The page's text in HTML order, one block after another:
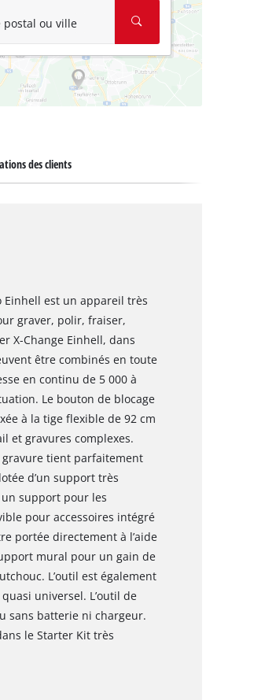
postal ou ville
des clients
Einhell est un appareil très
graver, polir, fraiser,
X-Change Einhell, dans
être combinés en toute
en continu de 5 000 à
Le bouton de blocage
à la tige flexible de 92 cm
et gravures complexes.
gravure tient parfaitement
d’un support très
support pour les
pour accessoires intégré
portée directement à l’aide
mural pour un gain de
L’outil est également
universel. L’outil de
sans batterie ni chargeur.
le Starter Kit très